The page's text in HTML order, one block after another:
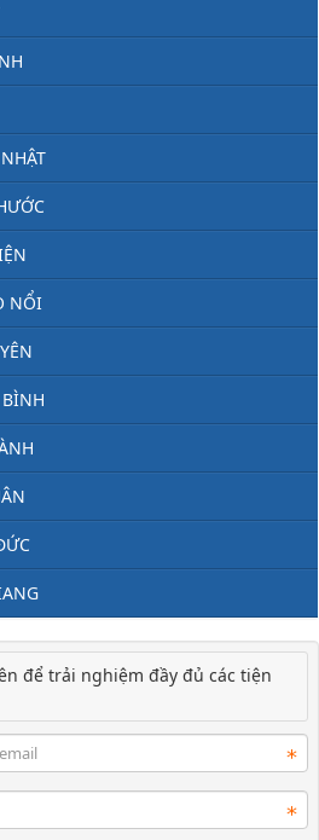
NỔI
để trải nghiệm đầy đủ các tiện